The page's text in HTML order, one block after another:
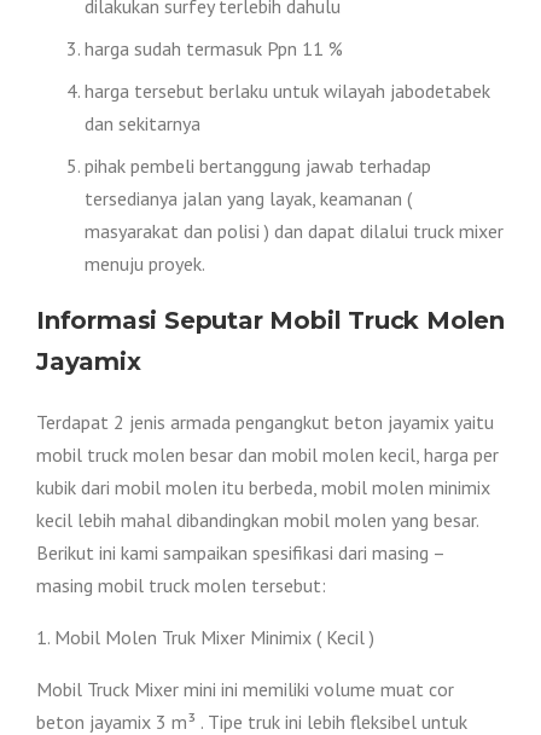
dilakukan surfey terlebih dahulu
harga sudah termasuk Ppn 11 %
harga tersebut berlaku untuk wilayah jabodetabek
dan sekitarnya
pihak pembeli bertanggung jawab terhadap
tersedianya jalan yang layak, keamanan (
masyarakat dan polisi ) dan dapat dilalui truck mixer
menuju proyek.
Informasi Seputar Mobil Truck Molen
Jayamix
Terdapat 2 jenis armada pengangkut beton jayamix yaitu
mobil truck molen besar dan mobil molen kecil, harga per
kubik dari mobil molen itu berbeda, mobil molen minimix
kecil lebih mahal dibandingkan mobil molen yang besar.
Berikut ini kami sampaikan spesifikasi dari masing –
masing mobil truck molen tersebut:
1. Mobil Molen Truk Mixer Minimix ( Kecil )
Mobil Truck Mixer mini ini memiliki volume muat cor
beton jayamix 3 m³ . Tipe truk ini lebih fleksibel untuk